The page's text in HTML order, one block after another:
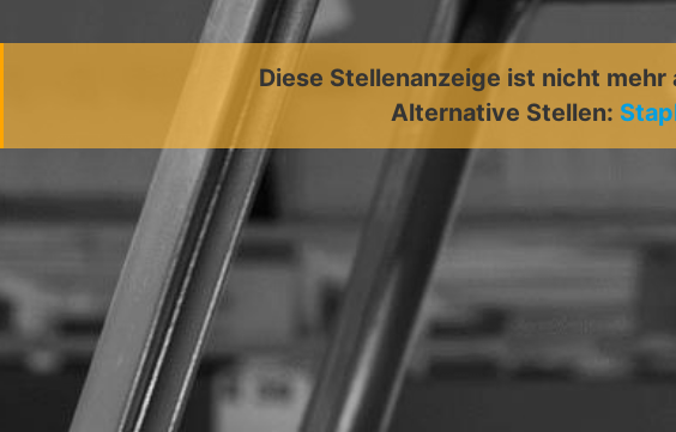
Diese Stellenanzeige ist nicht
Alternative Stellen: